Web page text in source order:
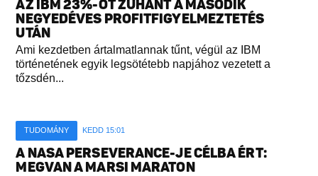
AZ IBM 23%-OT ZUHANT A MÁSODIK
NEGYEDÉVES PROFITFIGYELMEZTETÉS
UTÁN
Ami kezdetben ártalmatlannak tűnt, végül az IBM
történetének egyik legsötétebb napjához vezetett a
tőzsdén...
TUDOMÁNY KEDD 15:01
A NASA PERSEVERANCE-JE CÉLBA ÉRT:
MEGVAN A MARSI MARATON